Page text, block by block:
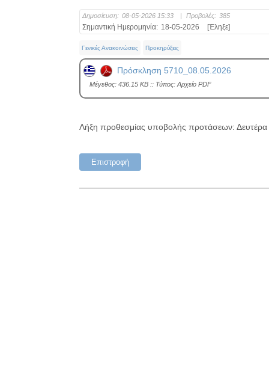
Δημοσίευση: 08-05-2026 15:33 | Προβολές: 385
Σημαντική Ημερομηνία: 18-05-2026 [Έληξε]
Γενικές Ανακοινώσεις Προκηρύξεις
Πρόσκληση 5710_08.05.2026
Mέγεθος: 436.15 KB :: Τύπος: Αρχείο PDF
Λήξη προθεσμίας υποβολής προτάσεων:
Επιστροφή